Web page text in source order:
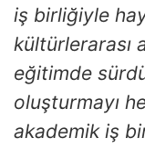
iş birliğiyle
kültürlerarası
eğitimde
oluşturmayı
akademik iş